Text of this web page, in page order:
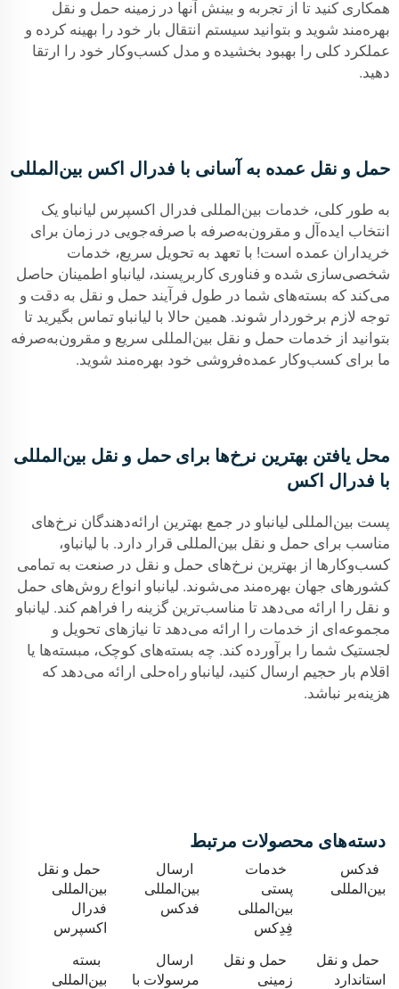
همکاری کنید تا از تجربه و بینش آنها در زمینه حمل و نقل
بهره‌مند شوید و بتوانید سیستم انتقال بار خود را بهینه کرده و
عملکرد کلی را بهبود بخشیده و مدل کسب‌وکار خود را ارتقا
دهید.
حمل و نقل عمده به آسانی با فدرال اکس بین‌المللی
به طور کلی، خدمات بین‌المللی فدرال اکسپرس لیانباو یک
انتخاب ایده‌آل و مقرون‌به‌صرفه با صرفه‌جویی در زمان برای
خریداران عمده است! با تعهد به تحویل سریع، خدمات
شخصی‌سازی شده و فناوری کاربرپسند، لیانباو اطمینان حاصل
می‌کند که بسته‌های شما در طول فرآیند حمل و نقل به دقت و
توجه لازم برخوردار شوند. همین حالا با لیانباو تماس بگیرید تا
بتوانید از خدمات حمل و نقل بین‌المللی سریع و مقرون‌به‌صرفه
ما برای کسب‌وکار عمده‌فروشی خود بهره‌مند شوید.
محل یافتن بهترین نرخ‌ها برای حمل و نقل بین‌المللی
با فدرال اکس
پست بین‌المللی لیانباو در جمع بهترین ارائه‌دهندگان نرخ‌های
مناسب برای حمل و نقل بین‌المللی قرار دارد. با لیانباو،
کسب‌وکارها از بهترین نرخ‌های حمل و نقل در صنعت به تمامی
کشورهای جهان بهره‌مند می‌شوند. لیانباو انواع روش‌های حمل
و نقل را ارائه می‌دهد تا مناسب‌ترین گزینه را فراهم کند. لیانباو
مجموعه‌ای از خدمات را ارائه می‌دهد تا نیازهای تحویل و
لجستیک شما را برآورده کند. چه بسته‌های کوچک، مبسته‌ها یا
اقلام بار حجیم ارسال کنید، لیانباو راه‌حلی ارائه می‌دهد که
هزینه‌بر نباشد.
دسته‌های محصولات مرتبط
فدکس
بین‌المللی
خدمات
پستی
بین‌المللی
فِدِکس
ارسال
بین‌المللی
فدکس
حمل و نقل
بین‌المللی
فدرال
اکسپرس
حمل و نقل
استاندارد
حمل و نقل
زمینی
ارسال
مرسولات با
بسته
بین‌المللی